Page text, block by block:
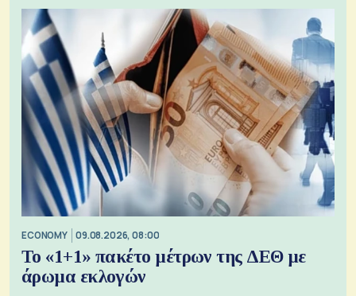
ECONOMY 09.08.2026, 08:00
Το «1+1» πακέτο μέτρων της ΔΕΘ με
άρωμα εκλογών